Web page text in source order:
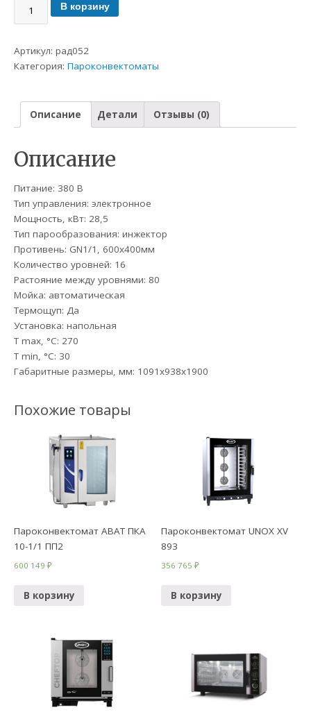
В корзину
Артикул:рад052
Категория:Пароконвектоматы
Описание Детали Отзывы (0)
Описание
Питание: 380 В
Тип управления: электронное
Мощность, кВт: 28,5
Тип парообразования: инжектор
Противень: GN1/1, 600х400мм
Количество уровней: 16
Растояние между уровнями: 80
Мойка: автоматическая
Термощуп: Да
Установка: напольная
T max, °C: 270
T min, °С: 30
Габаритные размеры, мм: 1091х938х1900
Похожие товары
Пароконвектомат ABAT ПКА
10-1/1 ПП2
600 149₽
В корзину
Пароконвектомат UNOX XV
893
356 765₽
В корзину